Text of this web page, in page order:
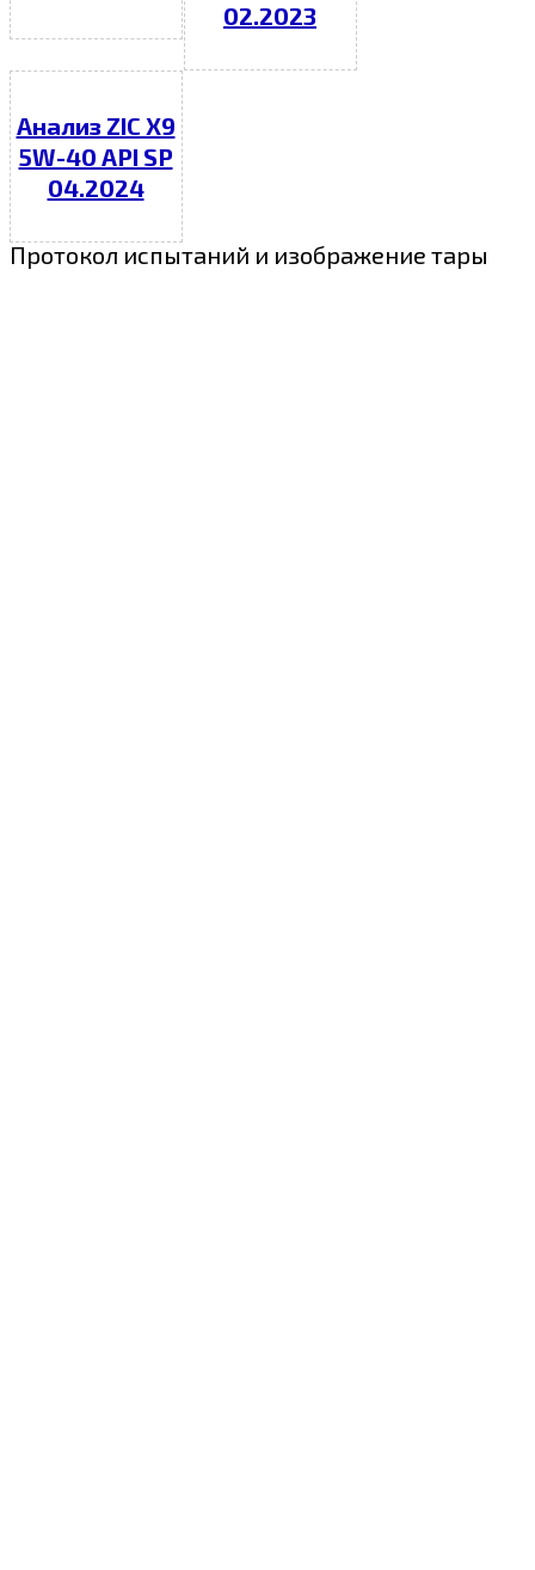
02.2023
Анализ ZIC X9
5W-40 API SP
04.2024
Протокол испытаний и изображение тары